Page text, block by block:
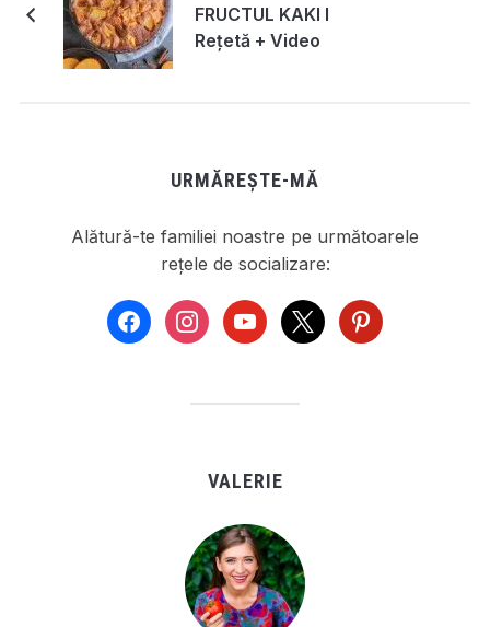
FRUCTUL KAKI I
Rețetă + Video
URMĂREȘTE-MĂ
Alătură-te familiei noastre pe următoarele
rețele de socializare:
facebookinstagramyoutube
x pinterest
VALERIE